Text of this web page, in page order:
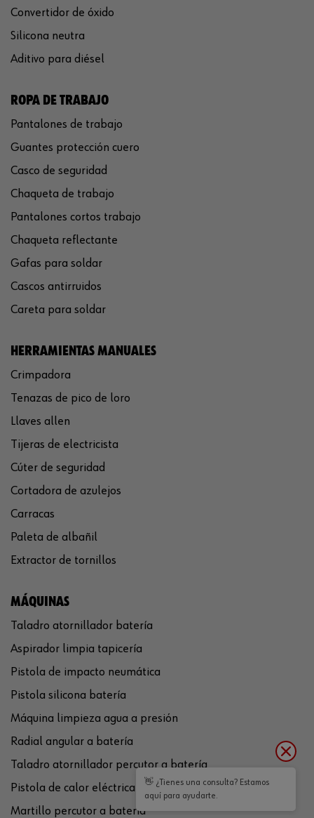
Convertidor de óxido
Silicona neutra
Aditivo para diésel
ROPA DE TRABAJO
Pantalones de trabajo
Guantes protección cuero
Casco de seguridad
Chaqueta de trabajo
Pantalones cortos trabajo
Chaqueta reflectante
Gafas para soldar
Cascos antirruidos
Careta para soldar
HERRAMIENTAS MANUALES
Crimpadora
Tenazas de pico de loro
Llaves allen
Tijeras de electricista
Cúter de seguridad
Cortadora de azulejos
Carracas
Paleta de albañil
Extractor de tornillos
MÁQUINAS
Taladro atornillador batería
Aspirador limpia tapicería
Pistola de impacto neumática
Pistola silicona batería
Máquina limpieza agua a presión
Radial angular a batería
Taladro atornillador percutor a batería
Pistola de calor eléctrica
Martillo percutor a batería
👋 ¿Tienes una consulta? Estamos
aquí para ayudarte.